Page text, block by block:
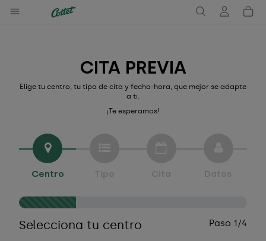
CITA PREVIA
Elige tu centro, tu tipo de cita y fecha-hora, que mejor se adapte
a ti.
¡Te esperamos!
Centro
Selecciona tu centro Paso 1/4